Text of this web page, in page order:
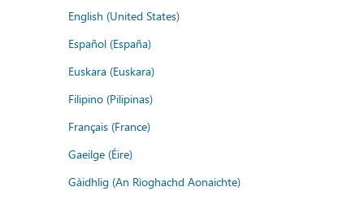
English (United States)
Español (España)
Euskara (Euskara)
Filipino (Pilipinas)
Français (France)
Gaeilge (Éire)
Gàidhlig (An Rìoghachd Aonaichte)